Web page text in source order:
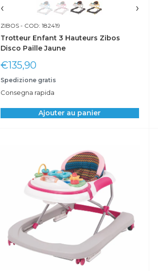
‹ ›
ZIBOS- COD: 182419
Trotteur Enfant 3 Hauteurs Zibos
Disco Paille Jaune
Prix
réduit
€135,90
Spedizione gratis
Consegna rapida
Ajouter au panier